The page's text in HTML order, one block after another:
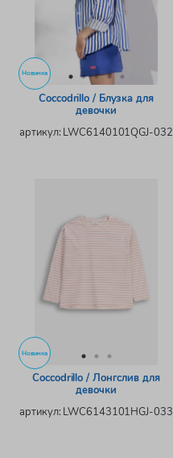
Новинка
Coccodrillo / Блузка для
девочки
артикул: LWC6140101QGJ-032
Новинка
Coccodrillo / Лонгслив для
девочки
артикул: LWC6143101HGJ-033